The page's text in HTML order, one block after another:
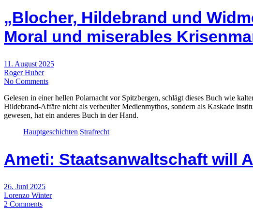
„Blocher, Hildebrand und
Moral und miserables
11. August 2025
Roger Huber
No Comments
Gelesen in einer hellen Polarnacht vor Spitzbergen, schlägt dieses Buch wie
Hildebrand-Affäre nicht als verbeulter Medienmythos, sondern als Kaskade
gewesen, hat ein anderes Buch in der Hand.
Hauptgeschichten Strafrecht
Ameti: Staatsanwaltschaft will
26. Juni 2025
Lorenzo Winter
2 Comments